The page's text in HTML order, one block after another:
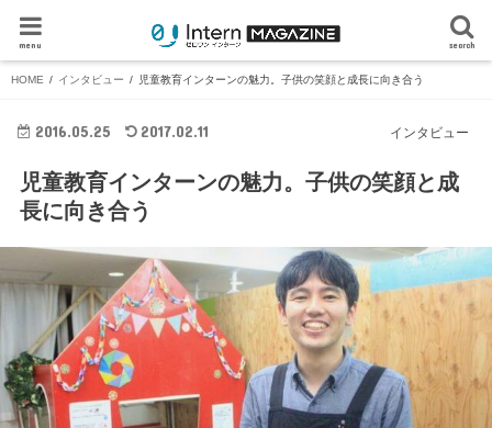
search
menu
HOME インタビュー 児童教育インターンの魅力。子供の笑顔と成長に向き合う
インタビュー
2016.05.25 2017.02.11
児童教育インターンの魅力。子供の笑顔と成
長に向き合う